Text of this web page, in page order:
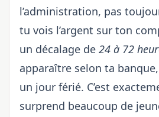
l’administration, pas
tu vois l’argent sur ton
un décalage de 24 à 72
apparaître selon ta
un jour férié. C’est
surprend beaucoup de